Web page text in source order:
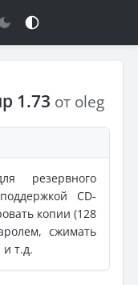
1.73 от oleg
резервного
CD-
копии (128
сжимать
т.д.